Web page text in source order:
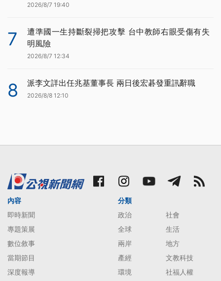
2026/8/7 19:40
7
遭準國一生持斷裂掃把攻擊 台中教師右眼受傷有失
明風險
2026/8/7 12:34
8 派李文詳出任兆基董事長 兩日後宏碁發重訊辭職
2026/8/8 12:10
內容
即時新聞
專題策展
數位敘事
當期節目
深度報導
分類
政治
社會
全球
生活
兩岸
地方
產經
文教科技
環境
社福人權